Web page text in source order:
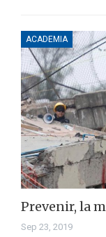
ACADEMIA
Prevenir, la
Sep 23, 2019